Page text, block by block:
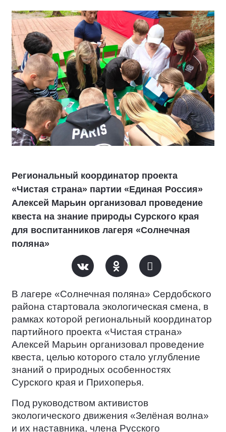
Региональный координатор проекта
«Чистая страна» партии «Единая Россия»
Алексей Марьин организовал проведение
квеста на знание природы Сурского края
для воспитанников лагеря «Солнечная
поляна»
В лагере «Солнечная поляна» Сердобского
района стартовала экологическая смена, в
рамках которой региональный координатор
партийного проекта «Чистая страна»
Алексей Марьин организовал проведение
квеста, целью которого стало углубление
знаний о природных особенностях
Сурского края и Прихоперья.
Под руководством активистов
экологического движения «Зелёная волна»
и их наставника, члена Русского